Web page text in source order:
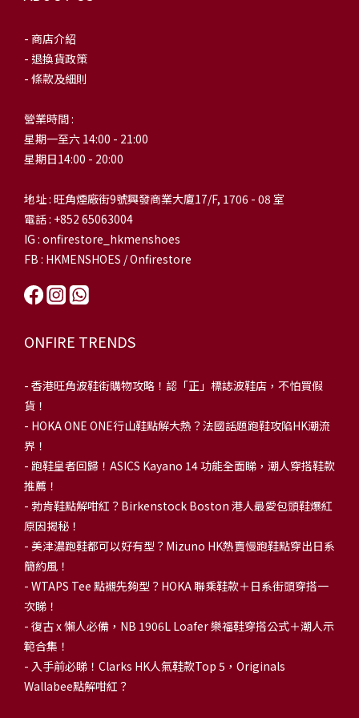
- 商店介紹
- 退換貨政策
- 條款及細則
營業時間 :
星期一至六 14:00 - 21:00
星期日14:00 - 20:00
地址 : 旺角煙廠街9號興發商業大廈17/F, 1706 - 08 室
電話 : +852 65063004
IG : onfirestore_hkmenshoes
FB : HKMENSHOES / Onfirestore
ONFIRE TRENDS
- 香港旺角波鞋街購物攻略！認「正」標誌波鞋店，不怕買假
貨！
- HOKA ONE ONE行山鞋點解大熱？法國話題跑鞋攻陷HK潮流
界！
- 跑鞋皇者回歸！ASICS Kayano 14 功能全面睇，潮人穿搭鞋款
推薦！
- 勃肯鞋點解咁紅？Birkenstock Boston 港人最愛包頭鞋爆紅
原因揭秘！
- 美津濃跑鞋都可以好有型？Mizuno HK熱賣慢跑鞋點穿出日系
簡約風！
- WTAPS Tee 點襯先夠型？HOKA 聯乘鞋款＋日系街頭穿搭一
次睇！
- 復古 x 懶人必備，NB 1906L Loafer 樂福鞋穿搭公式＋潮人示
範合集！
- 入手前必睇！Clarks HK人氣鞋款Top 5，Originals
Wallabee點解咁紅？